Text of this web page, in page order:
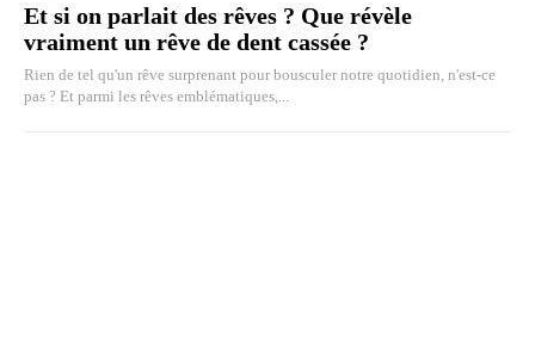
Et si on parlait des rêves ? Que révèle
vraiment un rêve de dent cassée ?
Rien de tel qu'un rêve surprenant pour bousculer notre quotidien, n'est-ce
pas ? Et parmi les rêves emblématiques,...